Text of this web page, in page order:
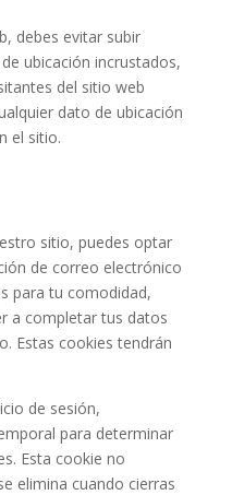
debes evitar subir
ubicación incrustados,
del sitio web
dato de ubicación
el sitio.
sitio, puedes optar
de correo electrónico
para tu comodidad,
a completar tus datos
Estas cookies tendrán
de sesión,
para determinar
Esta cookie no
elimina cuando cierras